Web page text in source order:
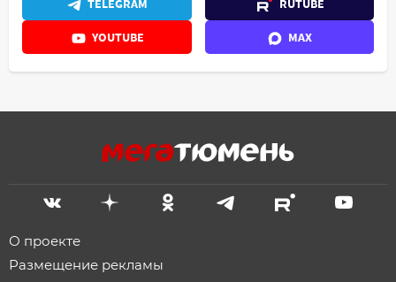
TELEGRAM RUTUBE
YOUTUBE MAX
О проекте
Размещение рекламы